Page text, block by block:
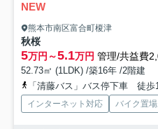
NEW
熊本市南区富合町榎津
秋桜
5万円～5.1万円 管理/共益費
52.73㎡ (1LDK) /築16年 /2階建
「清藤バス」バス停下車 徒歩
インターネット対応 バイク置場